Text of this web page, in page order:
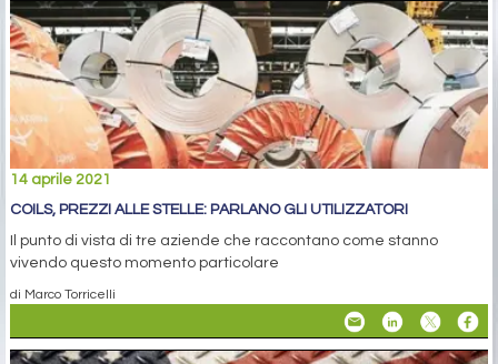
14 aprile 2021
COILS, PREZZI ALLE STELLE: PARLANO GLI UTILIZZATORI
Il punto di vista di tre aziende che raccontano come stanno
vivendo questo momento particolare
di Marco Torricelli